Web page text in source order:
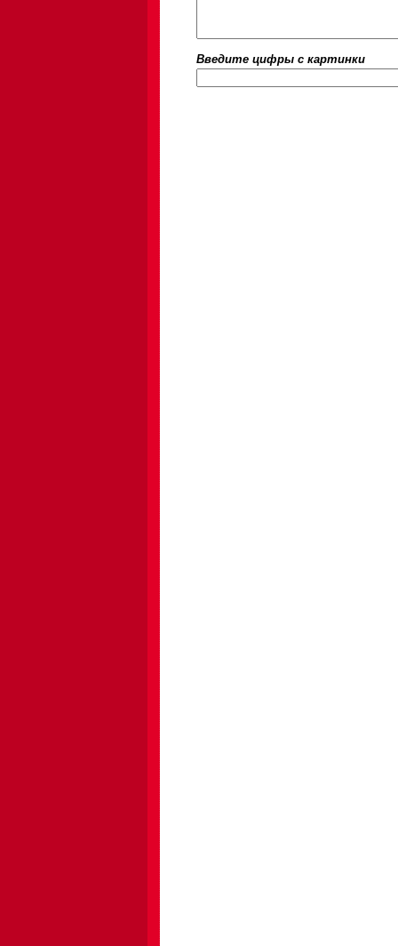
Введите цифры c картинки